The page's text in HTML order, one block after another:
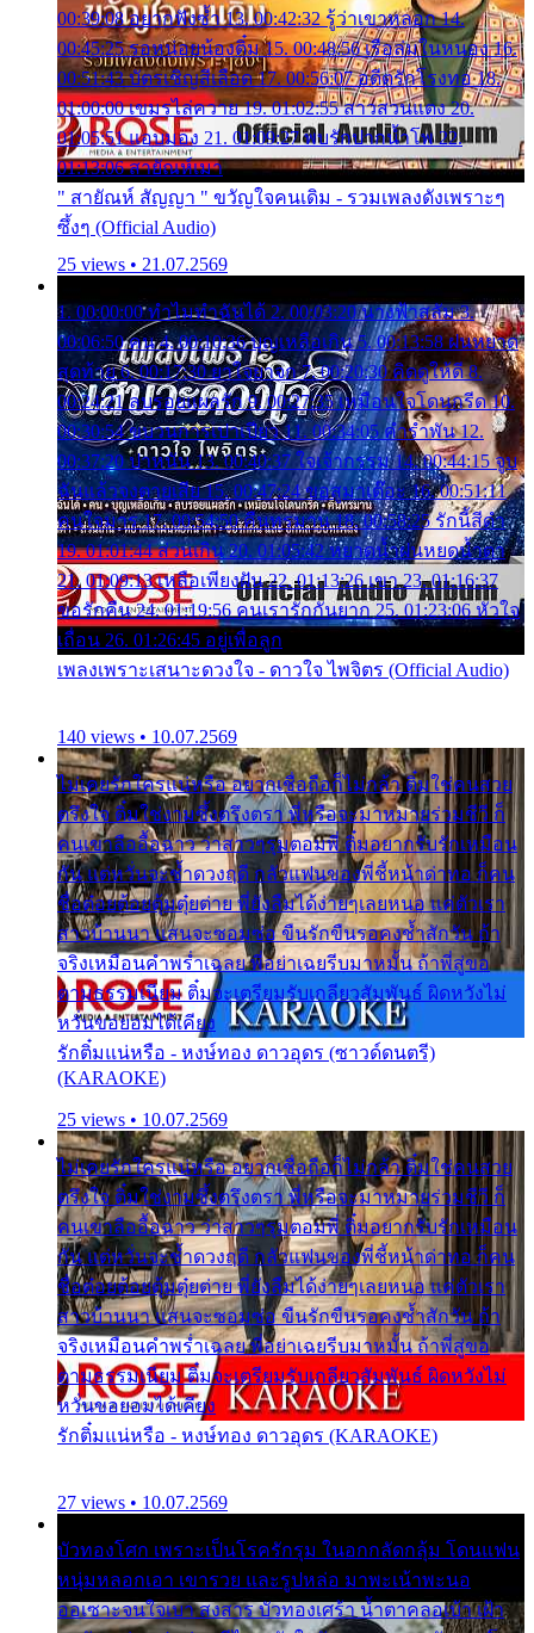
00:39:08 อยากฟังซ้ำ 13. 00:42:32 รู้ว่าเขาหลอก 14.
00:45:25 รอหน่อยน้องติ๋ม 15. 00:48:56 เรือล่มในหนอง 16.
00:51:43 บัตรเชิญสีเลือด 17. 00:56:07 อดีตรักโรงทอ 18.
01:00:00 เขมรไล่ควาย 19. 01:02:55 สาวสวนแตง 20.
01:05:51 แอบมอง 21. 01:09:27 พบรักปากน้ำโพ 22.
01:13:06 สายัณห์เมา
" สายัณห์ สัญญา " ขวัญใจคนเดิม - รวมเพลงดังเพราะๆ
ซึ้งๆ (Official Audio)
25 views • 21.07.2569
1. 00:00:00 ทำไมทำฉันได้ 2. 00:03:20 นางฟ้าสลัม 3.
00:06:50 คน 4. 00:10:36 บุญเหลือเกิน 5. 00:13:58 ฝนหยาด
สุดท้าย 6. 00:17:30 ยาใจยาจก 7. 00:20:30 คิดดูให้ดี 8.
00:24:21 ลบรอยแผลรัก 9. 00:27:35 เหมือนใจโดนกรีด 10.
00:30:54 ขบวนการเปาเปียว 11. 00:34:05 คำรำพัน 12.
00:37:20 ปาหนัน 13. 00:40:37 ใจเจ้ากรรม 14. 00:44:15 จูบ
ฉันแล้วจงตายเสีย 15. 00:47:24 ขอสูมาเต๊อะ 16. 00:51:11
คนใจมาร 17. 00:54:50 คืนทรมาน 18. 00:58:25 รักนี้สีดำ
19. 01:01:44 ส่วนเกิน 20. 01:05:42 หยาดน้ำฝนหยดน้ำตา
21. 01:09:13 เหลือเพียงฝัน 22. 01:13:26 เขา 23. 01:16:37
ขอรักคืน 24. 01:19:56 คนเรารักกันยาก 25. 01:23:06 หัวใจ
เถื่อน 26. 01:26:45 อยู่เพื่อลูก
เพลงเพราะเสนาะดวงใจ - ดาวใจ ไพจิตร (Official Audio)
140 views • 10.07.2569
ไม่เคยรักใครแน่หรือ อยากเชื่อถือก็ไม่กล้า ติ๋มใช่คนสวย
ตรึงใจ ติ๋มใช่งามซึ้งตรึงตรา พี่หรือจะมาหมายร่วมชีวี ก็
คนเขาลืออื้อฉาว ว่าสาวๆรุมตอมพี่ ติ๋มอยากรับรักเหมือน
กัน แต่หวั่นจะช้ำดวงฤดี กลัวแฟนของพี่ชี้หน้าด่าทอ ก็คน
ชื่อต๋อยต้อยตุ้มตุ๋ยต่าย พี่ยังลืมได้ง่ายๆเลยหนอ แค่ตัวเรา
สาวบ้านนา แสนจะซอมซ่อ ขืนรักขืนรอคงช้ำสักวัน ถ้า
จริงเหมือนคำพร่ำเฉลย พี่อย่าเฉยรีบมาหมั้น ถ้าพี่สู่ขอ
ตามธรรมเนียม ติ๋มจะเตรียมรับเกลียวสัมพันธ์ ผิดหวังไม่
หวั่นขอยอมได้เคียง
รักติ๋มแน่หรือ - หงษ์ทอง ดาวอุดร (ซาวด์ดนตรี)
(KARAOKE)
25 views • 10.07.2569
ไม่เคยรักใครแน่หรือ อยากเชื่อถือก็ไม่กล้า ติ๋มใช่คนสวย
ตรึงใจ ติ๋มใช่งามซึ้งตรึงตรา พี่หรือจะมาหมายร่วมชีวี ก็
คนเขาลืออื้อฉาว ว่าสาวๆรุมตอมพี่ ติ๋มอยากรับรักเหมือน
กัน แต่หวั่นจะช้ำดวงฤดี กลัวแฟนของพี่ชี้หน้าด่าทอ ก็คน
ชื่อต๋อยต้อยตุ้มตุ๋ยต่าย พี่ยังลืมได้ง่ายๆเลยหนอ แค่ตัวเรา
สาวบ้านนา แสนจะซอมซ่อ ขืนรักขืนรอคงช้ำสักวัน ถ้า
จริงเหมือนคำพร่ำเฉลย พี่อย่าเฉยรีบมาหมั้น ถ้าพี่สู่ขอ
ตามธรรมเนียม ติ๋มจะเตรียมรับเกลียวสัมพันธ์ ผิดหวังไม่
หวั่นขอยอมได้เคียง
รักติ๋มแน่หรือ - หงษ์ทอง ดาวอุดร (KARAOKE)
27 views • 10.07.2569
บัวทองโศก เพราะเป็นโรครักรุม ในอกกลัดกลุ้ม โดนแฟน
หนุ่มหลอกเอา เขารวย และรูปหล่อ มาพะเน้าพะนอ
ออเซาะจนใจเบา สงสาร บัวทองเศร้า น้ำตาคลอเบ้า เฝ้า